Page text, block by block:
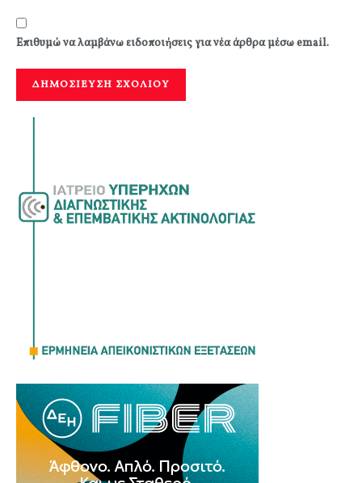
Επιθυμώ να λαμβάνω ειδοποιήσεις για νέα άρθρα μέσω email.